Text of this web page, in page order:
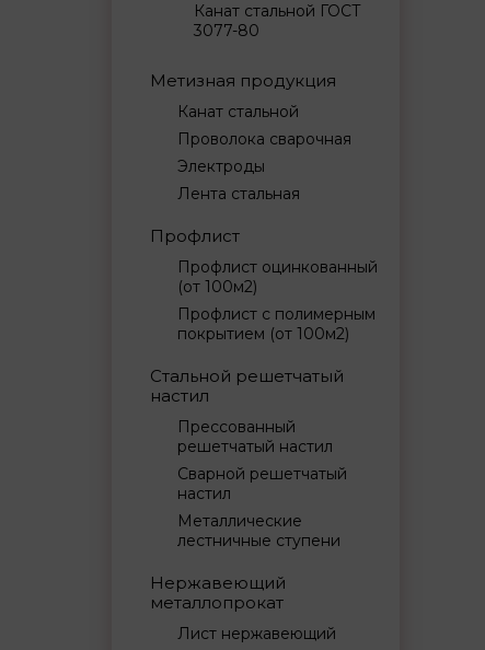
Канат стальной ГОСТ
3077-80
Метизная продукция
Канат стальной
Проволока сварочная
Электроды
Лента стальная
Профлист
Профлист оцинкованный
(от 100м2)
Профлист с полимерным
покрытием (от 100м2)
Стальной решетчатый
настил
Прессованный
решетчатый настил
Сварной решетчатый
настил
Металлические
лестничные ступени
Нержавеющий
металлопрокат
Лист нержавеющий